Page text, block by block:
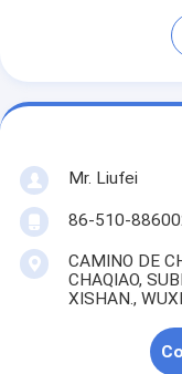
Mr. Liufei
86-510-
CAMINO DE
CHAQIAO,
XISHAN.,